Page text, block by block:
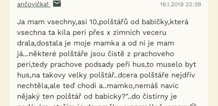
ančovička1 16.1.2019 22:39
Ja mam vsechny,asi 10,polštářů od babičky,která
vsechna ta kila peri přes x zimnich veceru
drala,dostala je moje mamka a od ni je mam
já...některé polštáře jsou čistě z prachoveho
peri,tedy prachove podsady peří hus,to muselo byt
hus,na takovy velky polštář..dcera polštáře nejdřív
nechtěla,ale teď chodi a..mamko,nemáš navic
nějaký ten polštář od babicky?"..do čistírny je